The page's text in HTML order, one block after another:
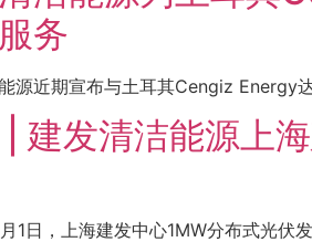
务
源近期宣布与土耳其Cengiz Energy
建发清洁能源上
1日，上海建发中心1MW分布式光伏